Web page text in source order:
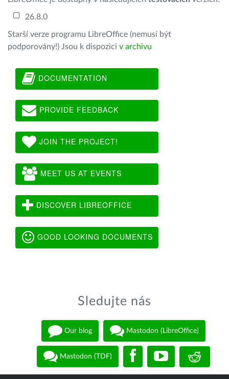
26.8.0
Starší verze programu LibreOffice (nemusí být
podporovány!) Jsou k dispozici v archivu
DOCUMENTATION
PROVIDE FEEDBACK
JOIN THE PROJECT!
MEET US AT EVENTS
DISCOVER LIBREOFFICE
GOOD LOOKING DOCUMENTS
Sledujte nás
Our blog Mastodon (LibreOffice)
Mastodon (TDF)